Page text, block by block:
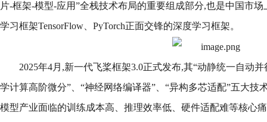
片-框架-模型-应用”全栈技术布局的重要组成部分,也是中国市
学习框架TensorFlow、PyTorch正面交锋的深度学习框架。
2025年4月,新一代飞桨框架3.0正式发布,其“动静统一自动
学计算高阶微分”、“神经网络编译器”、“异构多芯适配”五大技
模型产业面临的训练成本高、推理效率低、硬件适配难等核心